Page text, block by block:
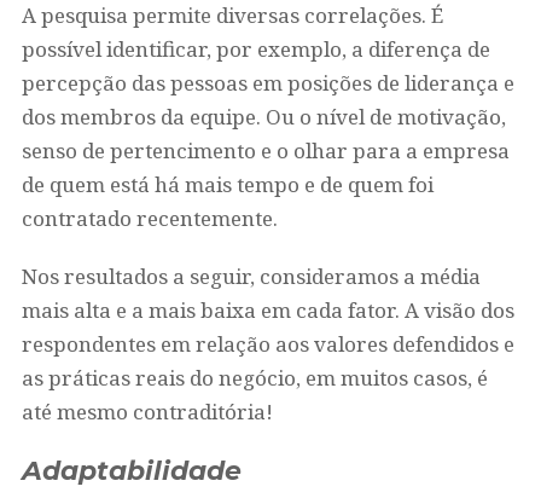
A pesquisa permite diversas correlações. É
possível identificar, por exemplo, a diferença de
percepção das pessoas em posições de liderança e
dos membros da equipe. Ou o nível de motivação,
senso de pertencimento e o olhar para a empresa
de quem está há mais tempo e de quem foi
contratado recentemente.
Nos resultados a seguir, consideramos a média
mais alta e a mais baixa em cada fator. A visão dos
respondentes em relação aos valores defendidos e
as práticas reais do negócio, em muitos casos, é
até mesmo contraditória!
Adaptabilidade